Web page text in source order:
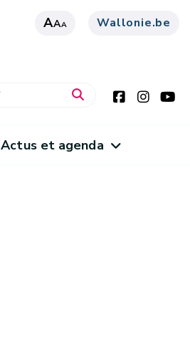
AAA Wallonie.be
Actus et agenda